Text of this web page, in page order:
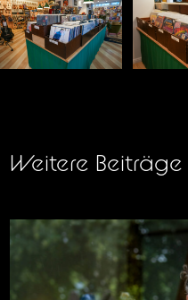
Weitere Beiträge